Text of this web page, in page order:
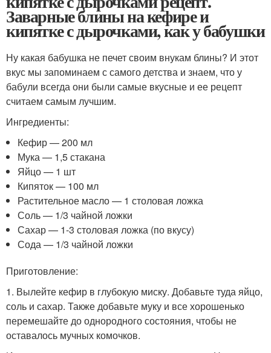
Заварные блины на кефире и
кипятке с дырочками, как у бабушки
Ну какая бабушка не печет своим внукам блины? И этот
вкус мы запоминаем с самого детства и знаем, что у
бабули всегда они были самые вкусные и ее рецепт
считаем самым лучшим.
Ингредиенты:
Кефир — 200 мл
Мука — 1,5 стакана
Яйцо — 1 шт
Кипяток — 100 мл
Растительное масло — 1 столовая ложка
Соль — 1/3 чайной ложки
Сахар — 1-3 столовая ложка (по вкусу)
Сода — 1/3 чайной ложки
Приготовление:
1. Вылейте кефир в глубокую миску. Добавьте туда яйцо,
соль и сахар. Также добавьте муку и все хорошенько
перемешайте до однородного состояния, чтобы не
оставалось мучных комочков.